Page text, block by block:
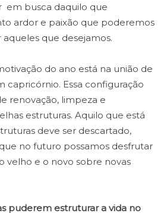
em busca daquilo que
ardor e paixão que poderemos
que desejamos.
do ano está na união de
capricórnio. Essa configuração
renovação, limpeza e
estruturas. Aquilo que está
deve ser descartado,
no futuro possamos desfrutar
velho e o novo sobre novas
puderem estruturar a vida no